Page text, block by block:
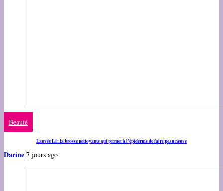
Beauté
Lauvée L1: la brosse nettoyante qui permet à l’épiderme de faire peau neuve
Darine 7 jours ago